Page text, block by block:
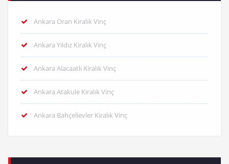
Ankara Oran Kiralık Vinç
Ankara Yıldız Kiralık Vinç
Ankara Alacaatlı Kiralık Vinç
Ankara Atakule Kiralık Vinç
Ankara Bahçelievler Kiralık Vinç